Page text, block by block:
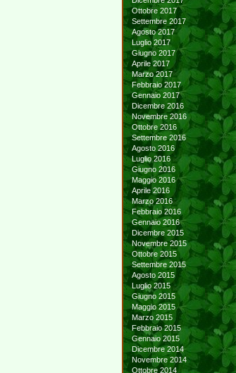
Ottobre 2017
Settembre 2017
Agosto 2017
Luglio 2017
Giugno 2017
Aprile 2017
Marzo 2017
Febbraio 2017
Gennaio 2017
Dicembre 2016
Novembre 2016
Ottobre 2016
Settembre 2016
Agosto 2016
Luglio 2016
Giugno 2016
Maggio 2016
Aprile 2016
Marzo 2016
Febbraio 2016
Gennaio 2016
Dicembre 2015
Novembre 2015
Ottobre 2015
Settembre 2015
Agosto 2015
Luglio 2015
Giugno 2015
Maggio 2015
Marzo 2015
Febbraio 2015
Gennaio 2015
Dicembre 2014
Novembre 2014
Ottobre 2014